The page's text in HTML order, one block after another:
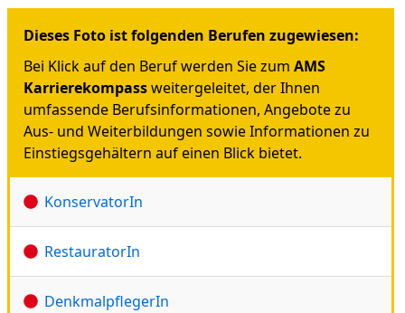
Dieses Foto ist folgenden Berufen zugewiesen:
Bei Klick auf den Beruf werden Sie zum AMS
Karrierekompassweitergeleitet, der Ihnen
umfassende Berufsinformationen, Angebote zu
Aus- und Weiterbildungen sowie Informationen zu
Einstiegsgehältern auf einen Blick bietet.
KonservatorIn
RestauratorIn
DenkmalpflegerIn